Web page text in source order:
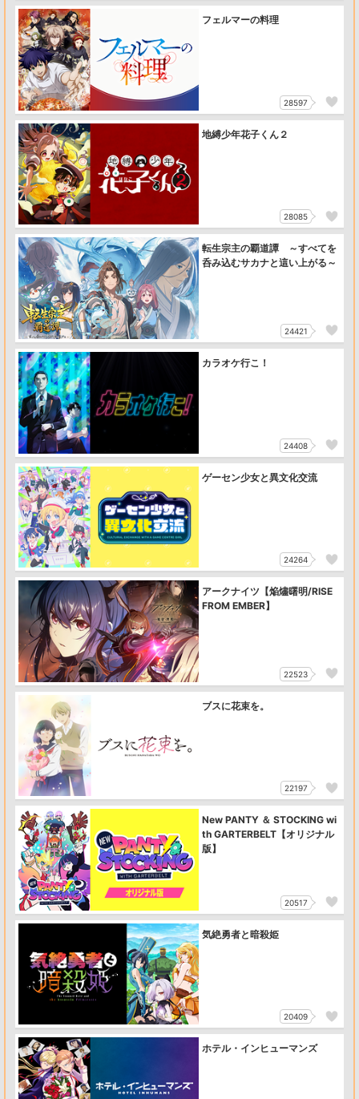
フェルマーの料理
28597
地縛少年花子くん２
28085
転生宗主の覇道譚 ～すべてを
呑み込むサカナと這い上がる～
24421
カラオケ行こ！
24408
ゲーセン少女と異文化交流
24264
アークナイツ【焔燼曙明/RISE
FROM EMBER】
22523
ブスに花束を。
22197
New PANTY ＆ STOCKING wi
th GARTERBELT【オリジナル
版】
20517
気絶勇者と暗殺姫
20409
ホテル・インヒューマンズ